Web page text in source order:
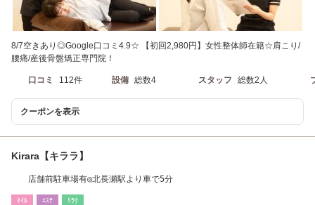
8/7空きあり◎Google口コミ4.9☆ 【初回2,980円】女性整体師在籍☆肩こり/
腰痛/産後骨盤矯正専門院！
口コミ 112件 設備 総数4 スタッフ 総数2人
クーポンを表示
Kirara【キララ】
店舗前駐車場有◎北長瀬駅より車で5分
ﾈｲﾙ ｴｽﾃ ﾘﾗｸ